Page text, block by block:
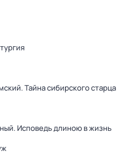
Тайна сибирского старца
Исповедь длиною в жизнь